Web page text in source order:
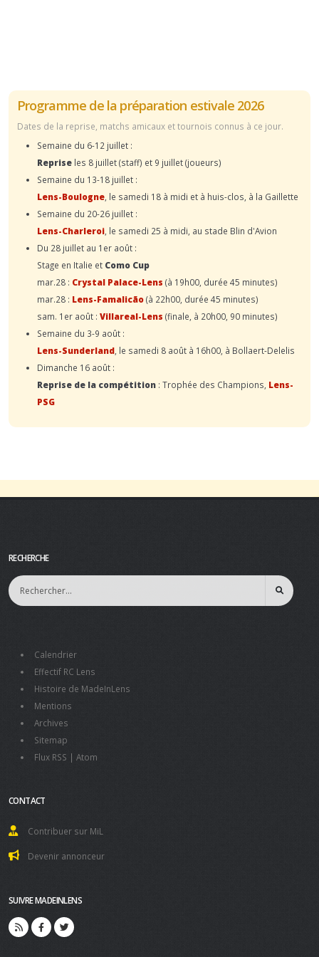
Programme de la préparation estivale 2026
Dates de la reprise, matchs amicaux et tournois connus à ce jour.
Semaine du 6-12 juillet :
Reprise les 8 juillet (staff) et 9 juillet (joueurs)
Semaine du 13-18 juillet :
Lens-Boulogne , le samedi 18 à midi et à huis-clos, à la Gaillette
Semaine du 20-26 juillet :
Lens-Charleroi , le samedi 25 à midi, au stade Blin d'Avion
Du 28 juillet au 1er août :
Stage en Italie et Como Cup
mar.28 : Crystal Palace-Lens (à 19h00, durée 45 minutes)
mar.28 : Lens-Famalicão(à 22h00, durée 45 minutes)
sam. 1er août : Villareal-Lens (finale, à 20h00, 90 minutes)
Semaine du 3-9 août :
Lens-Sunderland , le samedi 8 août à 16h00, à Bollaert-Delelis
Dimanche 16 août :
Reprise de la compétition : Trophée des Champions, Lens-
PSG
RECHERCHE
Calendrier
Effectif RC Lens
Histoire de MadeInLens
Mentions
Archives
Sitemap
Flux RSS | Atom
CONTACT
Contribuer sur MiL
Devenir annonceur
SUIVRE MADEINLENS